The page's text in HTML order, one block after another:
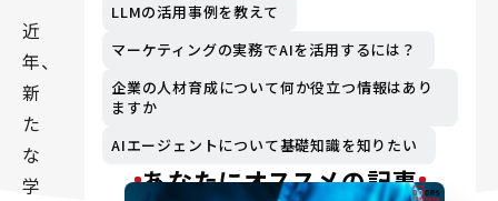
近
年、
新
た
な
学
LLMの活用事例を教えて
マーケティングの実務でAIを活用するには？
企業の人材育成について何か役立つ情報はあり
ますか
AIエージェントについて基礎知識を知りたい
あなたにオススメの記事